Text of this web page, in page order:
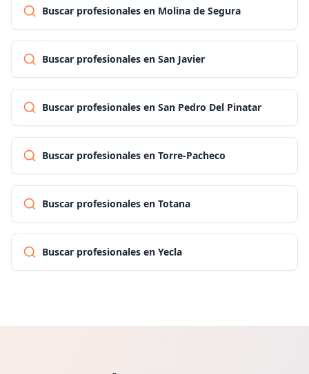
Buscar profesionales en Molina de Segura
Buscar profesionales en San Javier
Buscar profesionales en San Pedro Del Pinatar
Buscar profesionales en Torre-Pacheco
Buscar profesionales en Totana
Buscar profesionales en Yecla